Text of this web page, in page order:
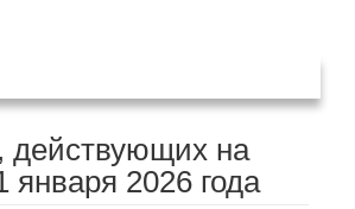
действующих на
января 2026 года